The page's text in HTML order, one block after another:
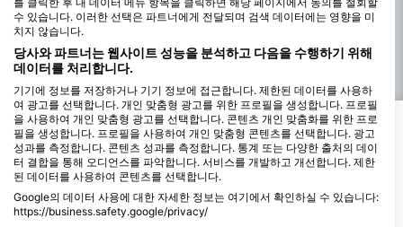
이 지역의 날씨는 일반적으로 따뜻하지만, 다이버들은 6월부터 10
월까지의 우기를 유의해야 합니다. 이 기간 동안에는 폭우로 수위가
높아지고 시야가 다소 떨어질 수 있습니다. 하지만 세노테는 바람과
해류의 영향을 거의 받지 않아 다이빙 조건에 큰 영향을 미치지 않
습니다. 연중 다이빙이 가능하지만, 가장 좋은 조건은 11월부터 5월
까지의 건기에 나타납니다.
세노테에서 볼 수 있는 최고의 해양 생물
유카탄 반도에 위치한 담수로 가득 찬 자연적인 싱크홀인 세노테
(Cenotes)는 다양한 해양 생물과 함께 독특한 다이빙 경험을 선사
합니다. 흔히 볼 수 있는 산호초 물고기로는 생동감 넘치는 블루 탱,
엔젤피시, 댐셀피시가 있으며, 수중 석회암 지형 사이에서 쉽게 발
수 있습니다. 이러한 선택은 파트너에게 전달되며 검색 데이터에는 영향을 미
치지 않습니다.
당사와 파트너는 웹사이트 성능을 분석하고 다음을 수행하기 위해
데이터를 처리합니다.
기기에 정보를 저장하거나 기기 정보에 접근합니다. 제한된 데이터를 사용하
여 광고를 선택합니다. 개인 맞춤형 광고를 위한 프로필을 생성합니다. 프로필
을 사용하여 개인 맞춤형 광고를 선택합니다. 콘텐츠 개인 맞춤화를 위한 프로
필을 생성합니다. 프로필을 사용하여 개인 맞춤형 콘텐츠를 선택합니다. 광고
성과를 측정합니다. 콘텐츠 성과를 측정합니다. 통계 또는 다양한 출처의 데이
터 결합을 통해 오디언스를 파악합니다. 서비스를 개발하고 개선합니다. 제한
된 데이터를 사용하여 콘텐츠를 선택합니다.
Google의 데이터 사용에 대한 자세한 정보는 여기에서 확인하실 수 있습니다:
https://business.safety.google/privacy/